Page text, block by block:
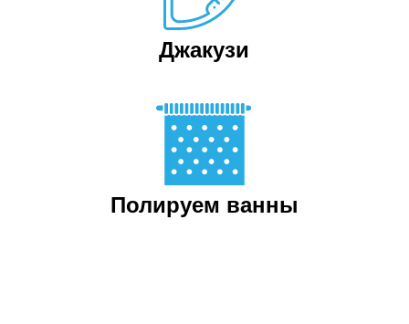
Джакузи
Полируем ванны